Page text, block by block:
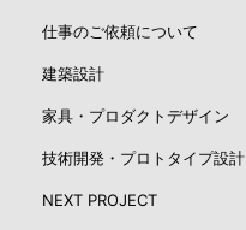
仕事のご依頼について
建築設計
家具・プロダクトデザイン
技術開発・プロトタイプ設計
NEXT PROJECT